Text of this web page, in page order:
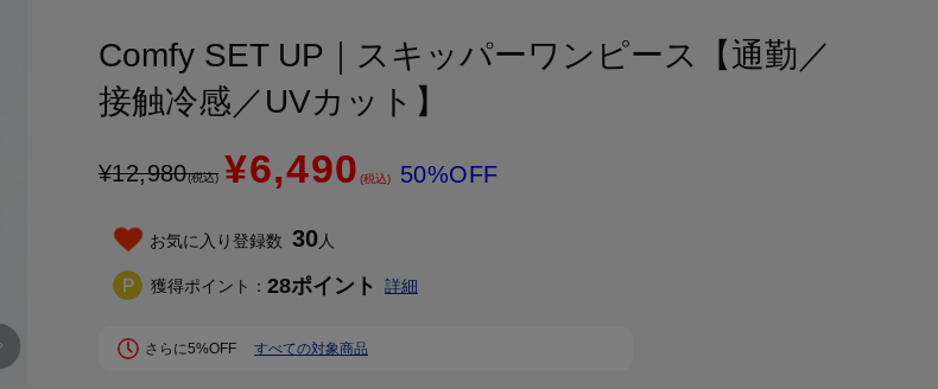
Comfy SET UP｜スキッパーワンピース【通勤／
接触冷感／UVカット】
¥12,980(税込) ¥6,490(税込) 50%OFF
お気に入り登録数 30人
獲得ポイント： 28ポイント 詳細
さらに5%OFF すべての対象商品